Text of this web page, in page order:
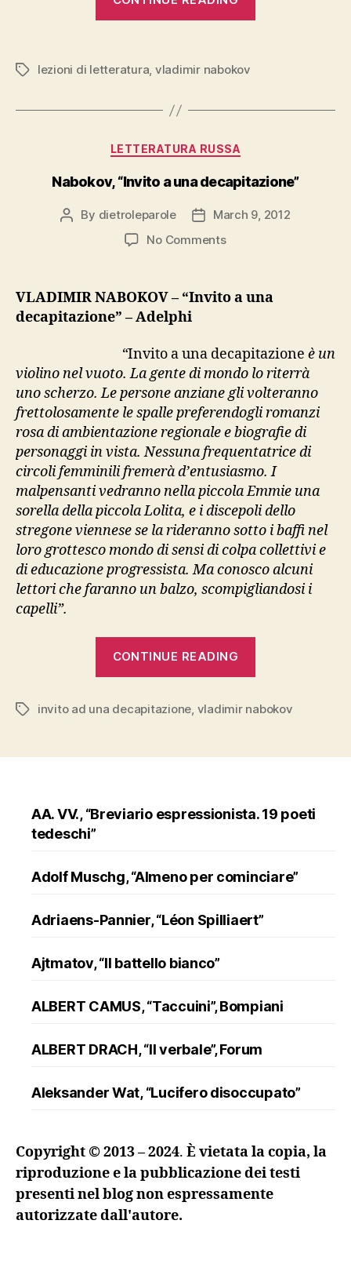
Tagslezioni di letteratura, vladimir nabokov
Categories
LETTERATURA RUSSA
Nabokov, “Invito a una decapitazione”
Post
By dietroleparole
PostMarch 9, 2012
No Commentson
VLADIMIR NABOKOV – “Invito a una
decapitazione” – Adelphi
“Invito a una decapitazione è un
violino nel vuoto. La gente di mondo lo riterrà
uno scherzo. Le persone anziane gli volteranno
frettolosamente le spalle preferendogli romanzi
rosa di ambientazione regionale e biografie di
personaggi in vista. Nessuna frequentatrice di
circoli femminili fremerà d’entusiasmo. I
malpensanti vedranno nella piccola Emmie una
sorella della piccola Lolita, e i discepoli dello
stregone viennese se la rideranno sotto i baffi nel
loro grottesco mondo di sensi di colpa collettivi e
di educazione progressista. Ma conosco alcuni
lettori che faranno un balzo, scompigliandosi i
capelli”.
CONTINUE READING
una
Tagsinvito ad una decapitazione vladimir nabokov
AA. VV., “Breviario espressionista. 19 poeti
tedeschi”
Adolf Muschg, “Almeno per cominciare”
Adriaens-Pannier, “Léon Spilliaert”
Ajtmatov, “Il battello bianco”
ALBERT CAMUS, “Taccuini”, Bompiani
ALBERT DRACH, “Il verbale”, Forum
Aleksander Wat, “Lucifero disoccupato”
ranuncolo”, Oscar Mondadori
Andreev, “Lazzaro e altre novelle”
Copyright © 2013 – 2024. È vietata la copia, la
riproduzione e la pubblicazione dei testi
presenti nel blog non espressamente
autorizzate dall'autore.